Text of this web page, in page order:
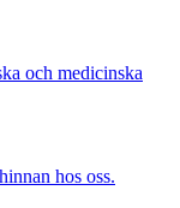
och medicinska
hos oss.